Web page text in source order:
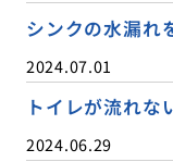
シンクの水漏れ
2024.07.01
トイレが流れな
2024.06.29